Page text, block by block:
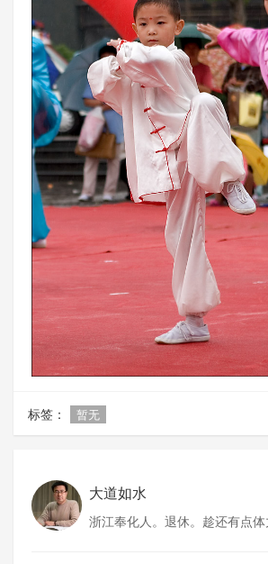
标签： 暂无
大道如水
浙江奉化人。退休。趁还有点体